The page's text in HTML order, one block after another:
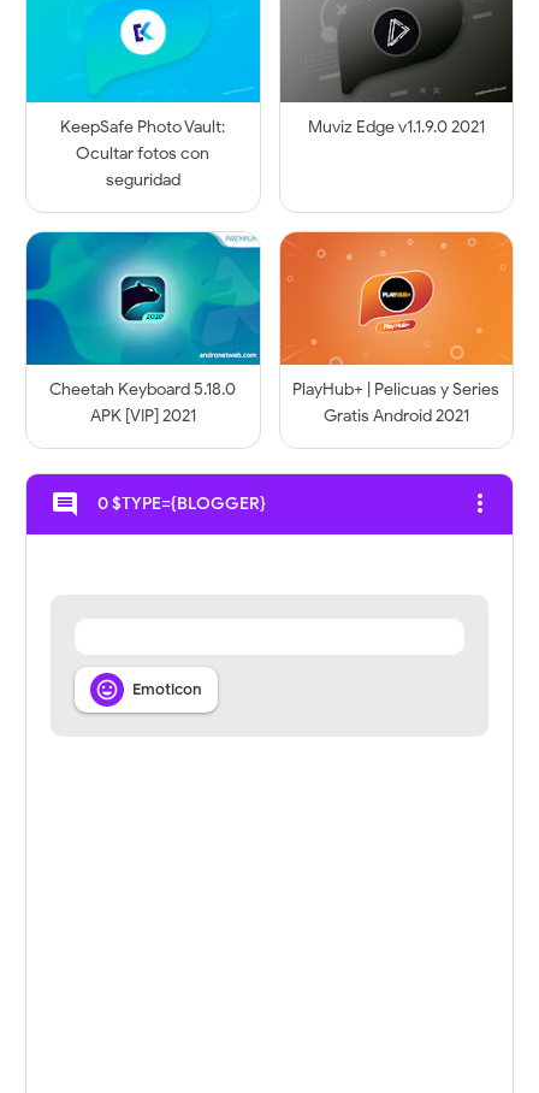
KeepSafe Photo Vault:
Ocultar fotos con
seguridad
Muviz Edge v1.1.9.0 2021
Cheetah Keyboard 5.18.0
APK [VIP] 2021
PlayHub+ | Pelicuas y Series
Gratis Android 2021
comment 0 $TYPE={BLOGGER} more_vert
 Emoticon